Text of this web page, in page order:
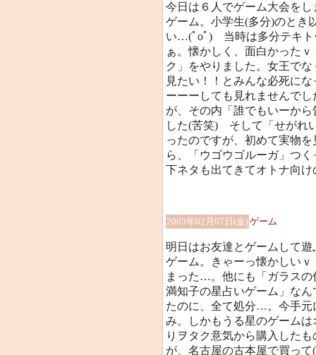
今日は６人でゲーム大会を
ゲーム。小学生(多分)のとき
い…(ﾟoﾟ) 当時は多分テキト
ぁ。懐かしく、面白かった
ク」をやりました。女王で
見たい！！とみんな必死に
ーーーしても見れませんで
が、その内「誰でもいーか
した(苦笑) そして「せがれ
ったのですが、初めて実物
ら、「ウゴウゴルーガ」つ
下ネタも出てきてオトナ向
2003年02月07日(金)ゲーム
明日はお友達とゲームして
ゲーム。きゃーっ懐かしい
まった…。他にも「ガラス
満知子の星占いゲーム」な
たのに、全て処分…。今手元
み。しかもうる星のゲーム
りヲタク意気から購入した
が、名古屋の古本屋で買っ